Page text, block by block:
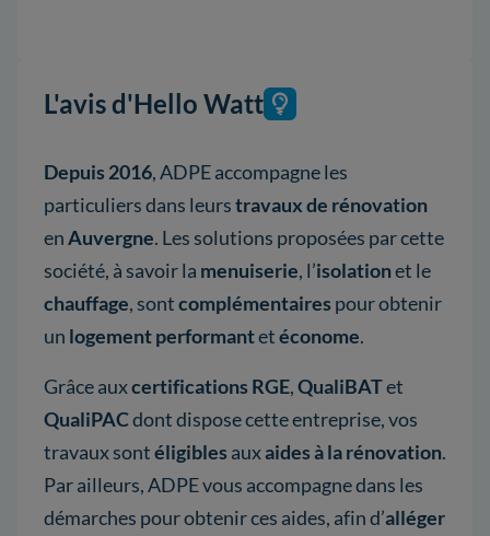
L'avis d'Hello Watt
Depuis 2016, ADPE accompagne les
particuliers dans leurstravaux de rénovation
enAuvergne. Les solutions proposées par cette
société, à savoir la menuiserie, l’isolationet le
chauffage, sontcomplémentaires pour obtenir
un logement performantetéconome.
Grâce auxcertifications RGE,QualiBATet
QualiPACdont dispose cette entreprise, vos
travaux sontéligibles auxaides à la rénovation.
Par ailleurs, ADPE vous accompagne dans les
démarches pour obtenir ces aides, afin d’alléger